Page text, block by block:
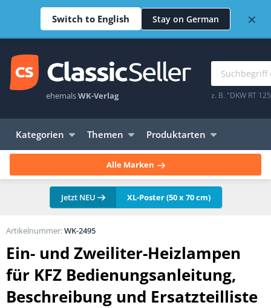
Switch to English Stay on German ×
ehemalsWK-Verlag z. B. "DKW RT
Kategorien Themen Produktarten
Alle Marken
Jetzt NEU XL-Poster (50 x 70 cm)
Ein- und Zweiliter-Heizlampen
für KFZ Bedienungsanleitung,
Beschreibung und Ersatzteilliste
Artikelnummer:WK-2495